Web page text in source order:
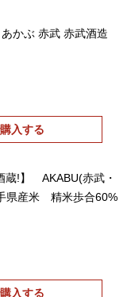
かぶ 赤武 赤武酒造
入する
蔵!】 AKABU(赤武・
産米 精米歩合60%
入する